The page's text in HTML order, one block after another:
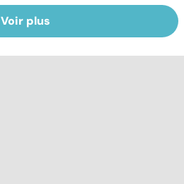
Voir plus